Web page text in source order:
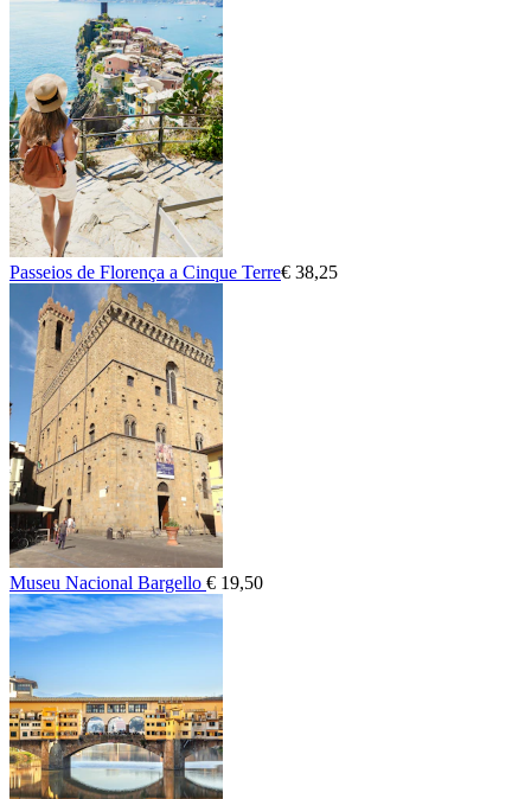
Passeios de Florença a Cinque Terre€ 38,25
Museu Nacional Bargello € 19,50